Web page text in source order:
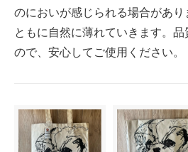
のにおいが感じられる場合があ
ともに自然に薄れていきます。
ので、安心してご使用ください。